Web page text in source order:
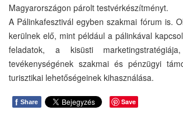
Magyarországon párolt testvérkészítményt.
A Pálinkafesztivál egyben szakmai fórum is.
kerülnek elő, mint például a pálinkával
feladatok, a kisüsti
tevékenységének szakmai és pénzügyi
turisztikai lehetőségeinek kihasználása.
f Share Save